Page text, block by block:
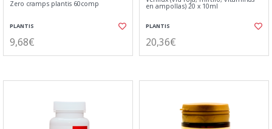
Zero cramps plantis 60comp
PLANTIS
9,68€
en ampollas) 20 x 10ml
PLANTIS
20,36€